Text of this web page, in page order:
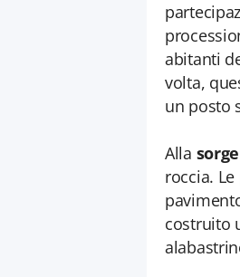
abitanti
volta,
un posto
Alla
roccia.
costruito